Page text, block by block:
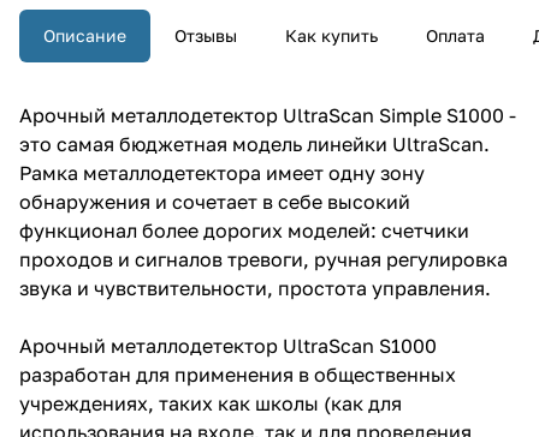
чувствительности, простота
управления.
Описание Отзывы Как купить Оплата
Арочный металлодетектор UltraScan Simple S1000 -
это самая бюджетная модель линейки UltraScan.
Рамка металлодетектора имеет одну зону
обнаружения и сочетает в себе высокий
функционал более дорогих моделей: счетчики
проходов и сигналов тревоги, ручная регулировка
звука и чувствительности, простота управления.
Арочный металлодетектор UltraScan S1000
разработан для применения в общественных
учреждениях, таких как школы (как для
использования на входе, так и для проведения